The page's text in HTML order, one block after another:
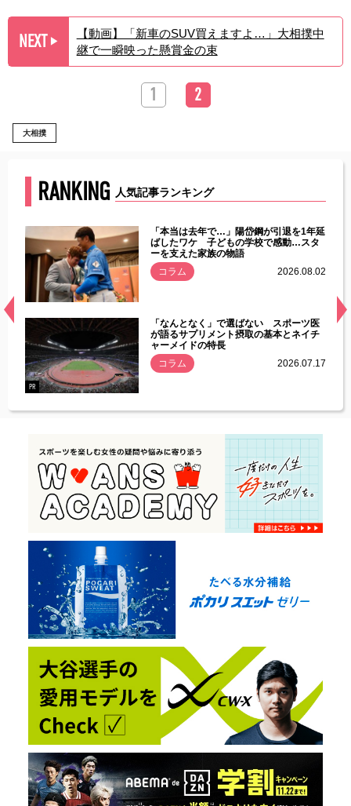
NEXT ▶︎
【動画】「新車のSUV買えますよ…」大相撲中
継で一瞬映った懸賞金の束
1 2
大相撲
RANKING 人気記事ランキング
常
「本当は去年で…」陽岱鋼が引退を1年延
ばしたワケ 子どもの学校で感動…スタ
ーを支えた家族の物語
コラム
2026.08.02
PR
「なんとなく」で選ばない スポーツ医
が語るサプリメント摂取の基本とネイチ
ャーメイドの特長
コラム
2026.07.17